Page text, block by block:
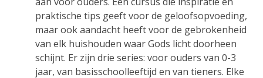
praktische tips geeft voor de geloofsopvoeding,
maar ook aandacht heeft voor de gebrokenheid
van elk huishouden waar Gods licht doorheen
schijnt. Er zijn drie series: voor ouders van 0-3
jaar, van basisschoolleeftijd en van tieners. Elke